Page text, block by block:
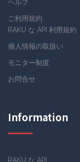
ヘルプ
ご利用規約
RAKU な API 利用規約
個人情報の取扱い
モニター制度
お問合せ
Information
RAKU な API